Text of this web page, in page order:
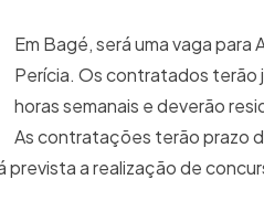
Em Bagé, será uma vaga para
Perícia. Os contratados terão
horas semanais e deverão
As contratações terão prazo
a realização de